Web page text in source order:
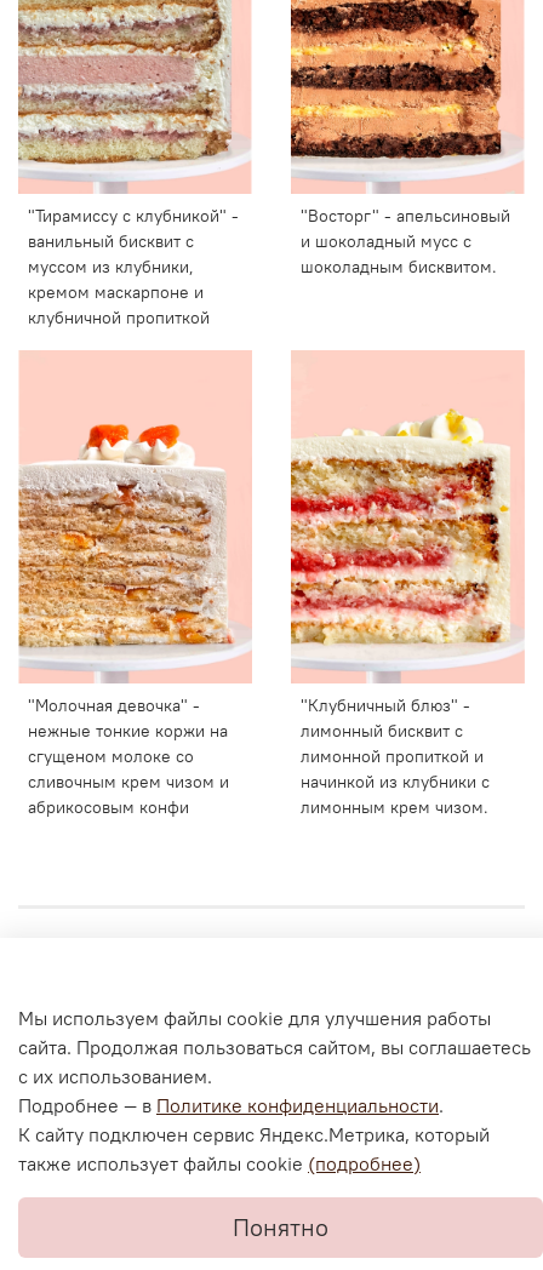
В корзину
"Тирамиссу с клубникой" -
ванильный бисквит с
муссом из клубники,
кремом маскарпоне и
клубничной пропиткой
"Восторг" - апельсиновый
и шоколадный мусс с
шоколадным бисквитом.
"Молочная девочка" -
нежные тонкие коржи на
сгущеном молоке со
сливочным крем чизом и
абрикосовым конфи
"Клубничный блюз" -
лимонный бисквит с
лимонной пропиткой и
начинкой из клубники с
лимонным крем чизом.
Согласие на обработку персональных данных
Политика конфиденциальности и оферта
Согласие на ОПД с помощью «Яндекс.Метрика»
Мы используем файлы cookie для улучшения работы
сайта. Продолжая пользоваться сайтом, вы соглашаетесь
с их использованием.
Подробнее — в Политике конфиденциальности.
К сайту подключен сервис Яндекс.Метрика, который
также использует файлы cookie (подробнее)
Понятно